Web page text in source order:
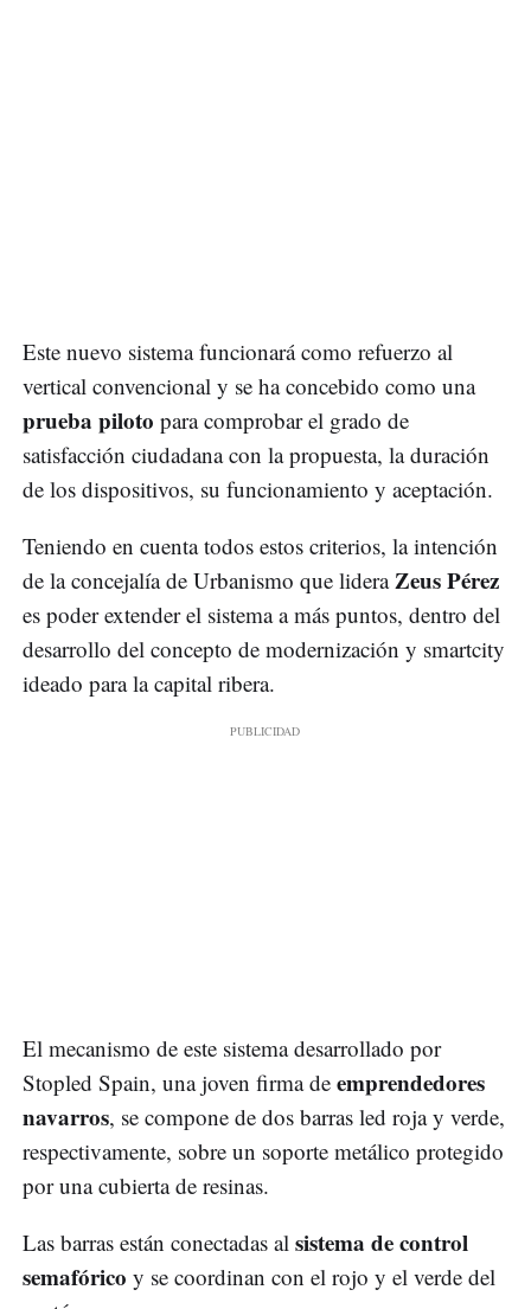
Este nuevo sistema funcionará como refuerzo al
vertical convencional y se ha concebido como una
prueba piloto para comprobar el grado de
satisfacción ciudadana con la propuesta, la duración
de los dispositivos, su funcionamiento y aceptación.
Teniendo en cuenta todos estos criterios, la intención
de la concejalía de Urbanismo que lideraZeus Pérez
es poder extender el sistema a más puntos, dentro del
desarrollo del concepto de modernización y smartcity
ideado para la capital ribera.
El mecanismo de este sistema desarrollado por
Stopled Spain, una joven firma de emprendedores
navarros, se compone de dos barras led roja y verde,
respectivamente, sobre un soporte metálico protegido
por una cubierta de resinas.
Las barras están conectadas al sistema de control
semafórico y se coordinan con el rojo y el verde del